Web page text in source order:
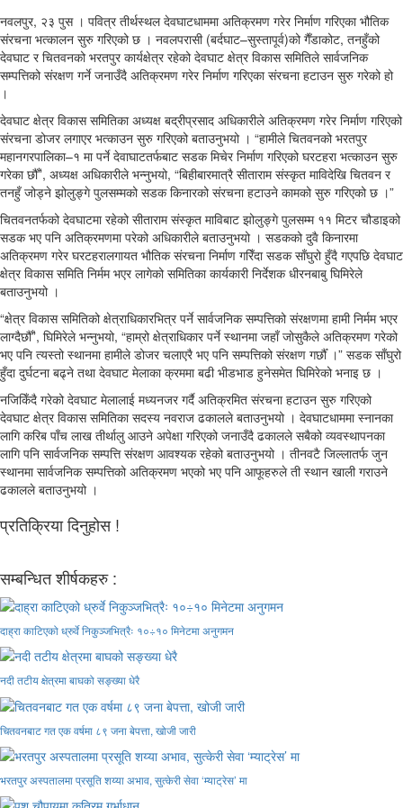
नवलपुर, २३ पुस । पवित्र तीर्थस्थल देवघाटधाममा अतिक्रमण गरेर निर्माण गरिएका भौतिक
संरचना भत्कालन सुरु गरिएको छ । नवलपरासी (बर्दघाट–सुस्तापूर्व)को गैँडाकोट, तनहुँको
देवघाट र चितवनको भरतपुर कार्यक्षेत्र रहेको देवघाट क्षेत्र विकास समितिले सार्वजनिक
सम्पत्तिको संरक्षण गर्ने जनाउँदै अतिक्रमण गरेर निर्माण गरिएका संरचना हटाउन सुरु गरेको हो
।
देवघाट क्षेत्र विकास समितिका अध्यक्ष बद्रीप्रसाद अधिकारीले अतिक्रमण गरेर निर्माण गरिएको
संरचना डोजर लगाएर भत्काउन सुरु गरिएको बताउनुभयो । “हामीले चितवनको भरतपुर
महानगरपालिका–१ मा पर्ने देवाघाटतर्फबाट सडक मिचेर निर्माण गरिएको घरटहरा भत्काउन सुरु
गरेका छौँ”, अध्यक्ष अधिकारीले भन्नुभयो, “बिहीबारमात्रै सीताराम संस्कृत माविदेखि चितवन र
तनहुँ जोड्ने झोलुङ्गे पुलसम्मको सडक किनारको संरचना हटाउने कामको सुरु गरिएको छ ।”
चितवनतर्फको देवघाटमा रहेको सीताराम संस्कृत माविबाट झोलुङ्गे पुलसम्म ११ मिटर चौडाइको
सडक भए पनि अतिक्रमणमा परेको अधिकारीले बताउनुभयो । सडकको दुवै किनारमा
अतिक्रमण गरेर घरटहरालगायत भौतिक संरचना निर्माण गरिँदा सडक साँघुरो हुँदै गएपछि देवघाट
क्षेत्र विकास समिति निर्मम भएर लागेको समितिका कार्यकारी निर्देशक धीरनबाबु घिमिरेले
बताउनुभयो ।
“क्षेत्र विकास समितिको क्षेत्राधिकारभित्र पर्ने सार्वजनिक सम्पत्तिको संरक्षणमा हामी निर्मम भएर
लाग्दैछौँ”, घिमिरेले भन्नुभयो, “हाम्रो क्षेत्राधिकार पर्ने स्थानमा जहाँ जोसुकैले अतिक्रमण गरेको
भए पनि त्यस्तो स्थानमा हामीले डोजर चलाएरै भए पनि सम्पत्तिको संरक्षण गर्छौँ ।” सडक साँघुरो
हुँदा दुर्घटना बढ्ने तथा देवघाट मेलाका क्रममा बढी भीडभाड हुनेसमेत घिमिरेको भनाइ छ ।
नजिकिँदै गरेको देवघाट मेलालाई मध्यनजर गर्दै अतिक्रमित संरचना हटाउन सुरु गरिएको
देवघाट क्षेत्र विकास समितिका सदस्य नवराज ढकालले बताउनुभयो । देवघाटधाममा स्नानका
लागि करिब पाँच लाख तीर्थालु आउने अपेक्षा गरिएको जनाउँदै ढकालले सबैको व्यवस्थापनका
लागि पनि सार्वजनिक सम्पत्ति संरक्षण आवश्यक रहेको बताउनुभयो । तीनवटै जिल्लातर्फ जुन
स्थानमा सार्वजनिक सम्पत्तिको अतिक्रमण भएको भए पनि आफूहरुले ती स्थान खाली गराउने
ढकालले बताउनुभयो ।
प्रतिक्रिया दिनुहोस !
सम्बन्धित शीर्षकहरु :
दाह्रा काटिएको ध्रुर्वे निकुञ्जभित्रैः १०÷१० मिनेटमा अनुगमन
नदी तटीय क्षेत्रमा बाघको सङ्ख्या धेरै
चितवनबाट गत एक वर्षमा ८९ जना बेपत्ता, खोजी जारी
भरतपुर अस्पतालमा प्रसूति शय्या अभाव, सुत्केरी सेवा ‘म्याट्रेस’ मा